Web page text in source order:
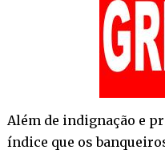
Além de indignação e
índice que os